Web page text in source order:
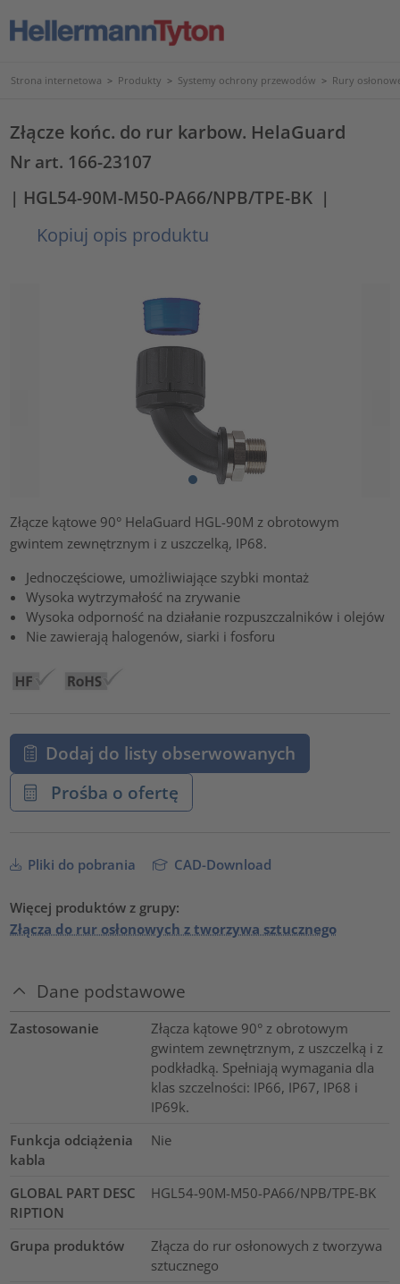
Strona internetowa > Produkty > Systemy ochrony przewodów > Rury
Złącze końc. do rur karbow. HelaGuard
Nr art. 166-23107
| HGL54-90M-M50-PA66/NPB/TPE-BK |
Kopiuj opis produktu
Złącze kątowe 90° HelaGuard HGL-90M z obrotowym
gwintem zewnętrznym i z uszczelką, IP68.
Jednoczęściowe, umożliwiające szybki montaż
Wysoka wytrzymałość na zrywanie
Wysoka odporność na działanie rozpuszczalników i olejów
Nie zawierają halogenów, siarki i fosforu
Dodaj do listy obserwowanych
Prośba o ofertę
Pliki do pobrania CAD-Download
Więcej produktów z grupy:
Złącza do rur osłonowych z tworzywa sztucznego
Dane podstawowe
Zastosowanie
Złącza kątowe 90° z obrotowym
gwintem zewnętrznym, z uszczelką i z
podkładką. Spełniają wymagania dla
klas szczelności: IP66, IP67, IP68 i
IP69k.
Funkcja odciążenia
kabla
Nie
GLOBAL PART DESC
RIPTION
HGL54-90M-M50-PA66/NPB/TPE-BK
Grupa produktów
Złącza do rur osłonowych z tworzywa
sztucznego